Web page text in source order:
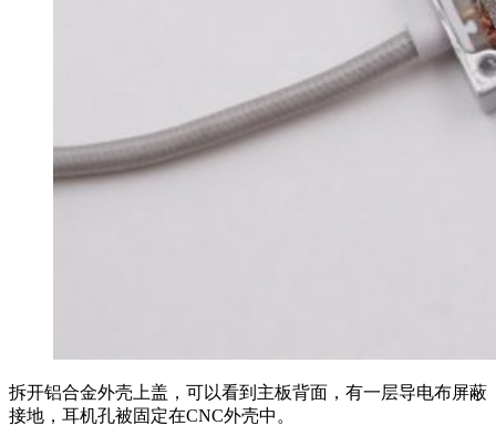
拆开铝合金外壳上盖，可以看到主板背面，有一层导电布屏蔽
接地，耳机孔被固定在CNC外壳中。